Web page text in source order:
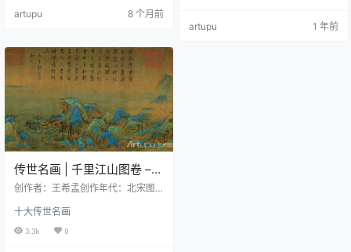
artupu 8 个月前
首前仰缓步前行，一纵峙而鸣，一
artupu 1 年前
传世名画 | 千里江山图卷 –
北宋王希孟（12G超高清）
创作者：王希孟创作年代：北宋图
中文名称：千里江山图英文名称：T
housands miles of mountains and
rivers体裁：古代书画材质：绢本现
十大传世名画
3.3k 0